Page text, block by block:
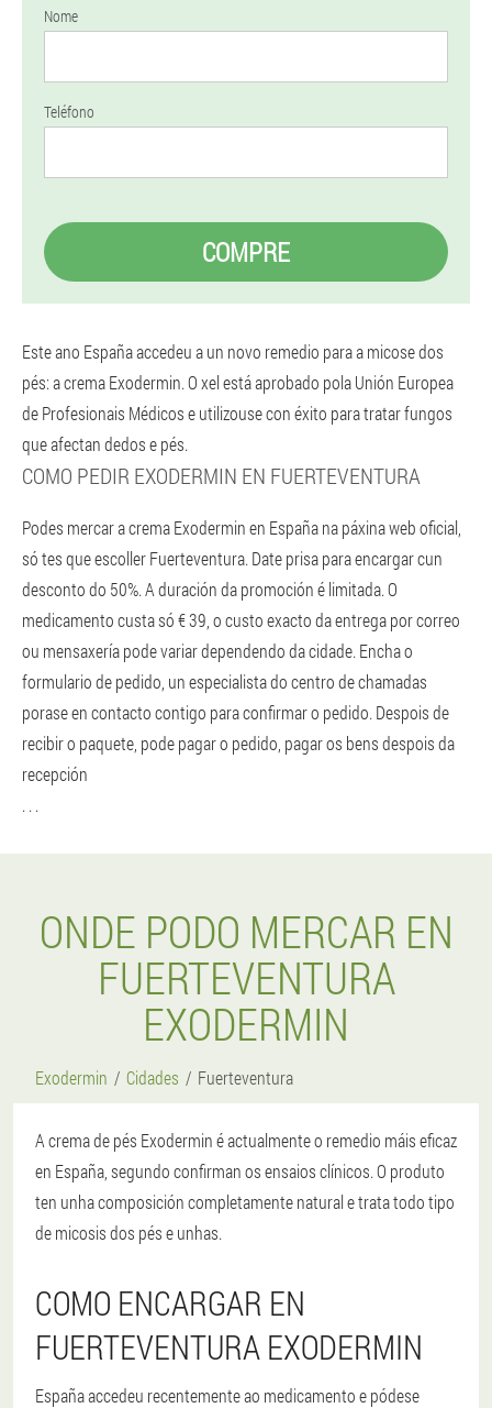
Nome
Teléfono
COMPRE
Este ano España accedeu a un novo remedio para a micose dos
pés: a crema Exodermin. O xel está aprobado pola Unión Europea
de Profesionais Médicos e utilizouse con éxito para tratar fungos
que afectan dedos e pés.
COMO PEDIR EXODERMIN EN FUERTEVENTURA
Podes mercar a crema Exodermin en España na páxina web oficial,
só tes que escoller Fuerteventura. Date prisa para encargar cun
desconto do 50%. A duración da promoción é limitada. O
medicamento custa só € 39, o custo exacto da entrega por correo
ou mensaxería pode variar dependendo da cidade. Encha o
formulario de pedido, un especialista do centro de chamadas
porase en contacto contigo para confirmar o pedido. Despois de
recibir o paquete, pode pagar o pedido, pagar os bens despois da
recepción
. . .
ONDE PODO MERCAR EN
FUERTEVENTURA
EXODERMIN
Exodermin Cidades Fuerteventura
A crema de pés Exodermin é actualmente o remedio máis eficaz
en España, segundo confirman os ensaios clínicos. O produto
ten unha composición completamente natural e trata todo tipo
de micosis dos pés e unhas.
COMO ENCARGAR EN
FUERTEVENTURA EXODERMIN
España accedeu recentemente ao medicamento e pódese